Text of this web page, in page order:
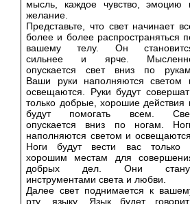
мысль, каждое чувство, эмоцию
желание.
Представьте, что свет начинает
более и более распространяться
вашему телу. Он
сильнее и ярче.
опускается свет вниз по
Ваши руки наполняются светом
освещаются. Руки будут
только добрые, хорошие действия
будут помогать всем.
опускается вниз по ногам.
наполняются светом и
Ноги будут вести вас только
хорошим местам для
добрых дел. Они
инструментами света и любви.
Далее свет поднимается к
рту, языку. Язык будет